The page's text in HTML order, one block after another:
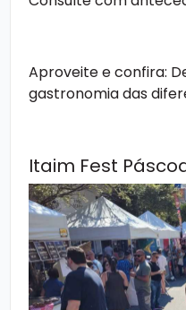
Aproveite e confira:
gastronomia das
Itaim Fest